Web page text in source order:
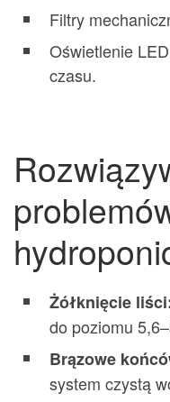
Filtry
Oświetlenie
czasu.
Żółknięcie
do poziomu
Brązowe
system czystą